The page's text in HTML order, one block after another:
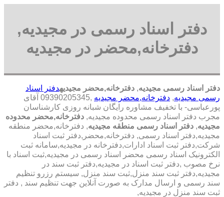
دفتر اسناد رسمی در مجیدیه,
دفترخانه,محضر در مجیدیه
دفتر اسناد رسمی مجیدیه, دفترخانه,محضر مجیدیهدفتر اسناد
رسمی مجیدیه, دفترخانه,محضر مجیدیه
,09390205345 آقای
پورعباسی- با تخفیف مشاوره رايگان شبانه روزی کارشناسان
مجرب دفتر اسناد رسمی محدوده مجیدیه, دفترخانه,محضر محدوده
مجیدیه, دفتر اسناد رسمی منطقه مجیدیه, دفترخانه,محضر منطقه
مجیدیه,دفتر اسناد رسمی, دفترخانه,محضر,دفتر ثبت اسناد
شرکت,دفتر ثبت اسناد ادارات,دفترخانه در مجیدیه,سامانه ثبت
الکترونیک اسناد رسمی محضر اسناد رسمی در مجیدیه,ثبت اسناد با
نرخ مصوب ,دفتر ثبت اسناد در مجیدیه,دفتر ثبت سند در
مجیدیه,دفتر ثبت سند منزل,ثبت سند منزل, سیستم رزرو تنظیم
سند رسمی و ارسال مدارک به صورت آنلاین جهت تنظیم سند , دفتر
ثبت سند منزل در مجیدیه,